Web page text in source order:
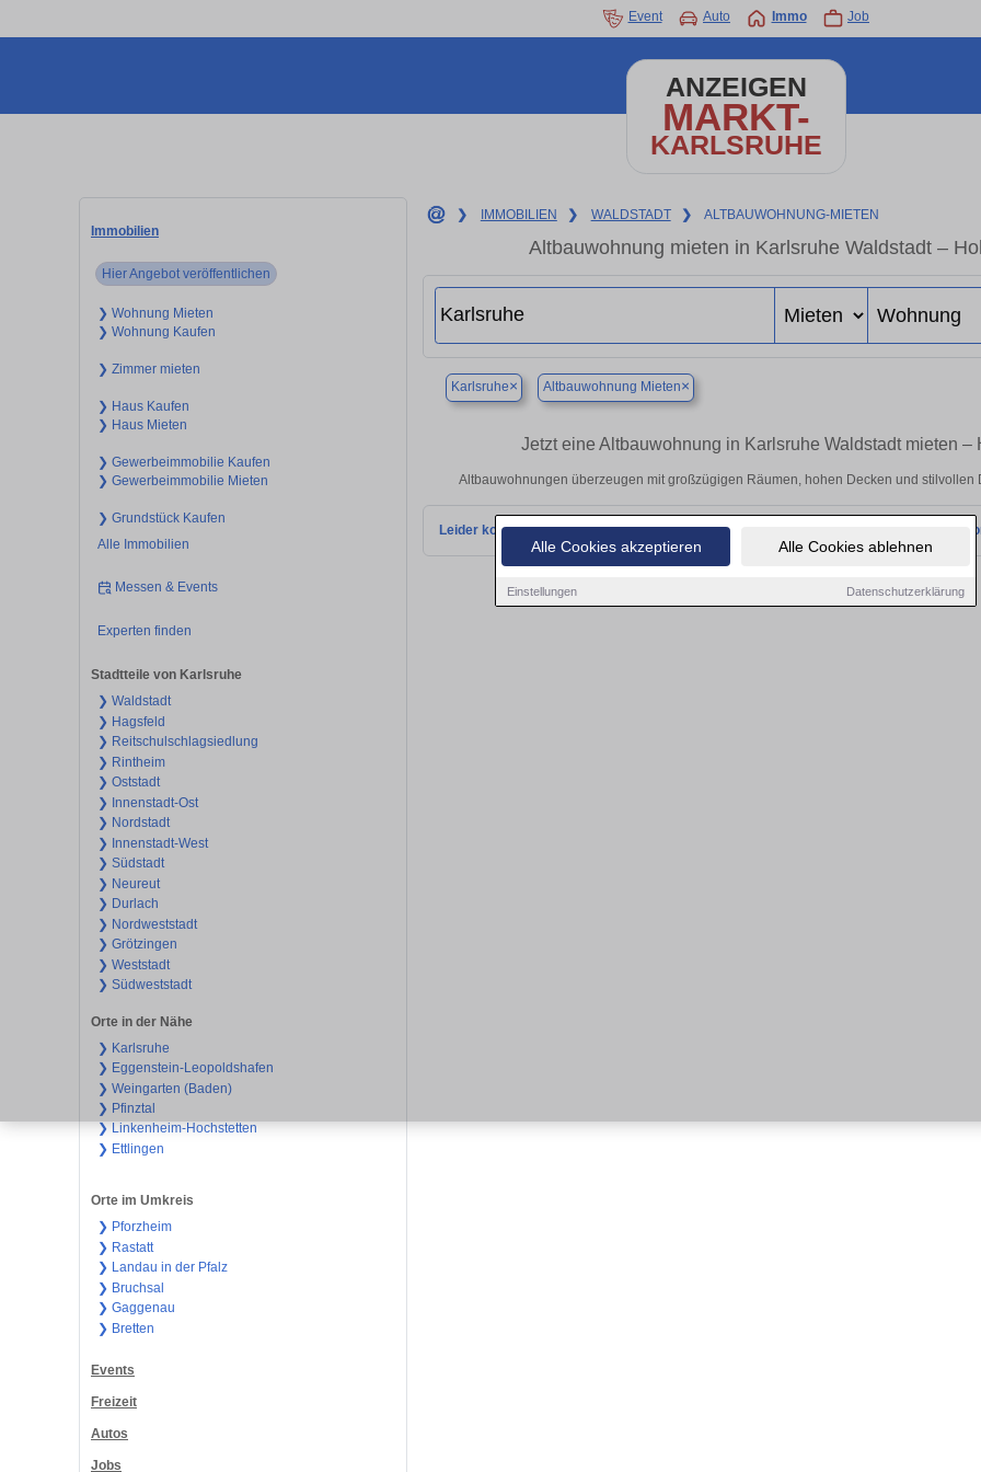
Alle Cookies akzeptieren Alle Cookies ablehnen
Einstellungen Datenschutzerklärung
Event Auto Immo Job
ANZEIGEN
MARKT-
KARLSRUHE
Immobilien
Hier Angebot veröffentlichen
❯ Wohnung Mieten
❯ Wohnung Kaufen
❯ Zimmer mieten
❯ Haus Kaufen
❯ Haus Mieten
❯ Gewerbeimmobilie Kaufen
❯ Gewerbeimmobilie Mieten
❯ Grundstück Kaufen
Alle Immobilien
Messen & Events
Experten finden
Stadtteile von Karlsruhe
❯ Waldstadt
❯ Hagsfeld
❯ Reitschulschlagsiedlung
❯ Rintheim
❯ Oststadt
❯ Innenstadt-Ost
❯ Nordstadt
❯ Innenstadt-West
❯ Südstadt
❯ Neureut
❯ Durlach
❯ Nordweststadt
❯ Grötzingen
❯ Weststadt
❯ Südweststadt
Orte in der Nähe
❯ Karlsruhe
❯ Eggenstein-Leopoldshafen
❯ Weingarten (Baden)
❯ Pfinztal
❯ Linkenheim-Hochstetten
❯ Ettlingen
Orte im Umkreis
❯ Pforzheim
❯ Rastatt
❯ Landau in der Pfalz
❯ Bruchsal
❯ Gaggenau
❯ Bretten
Events
Freizeit
Autos
Jobs
❯ IMMOBILIEN ❯ WALDSTADT ❯ ALTBAUWOHNUNG-MIETEN
Altbauwohnung mieten in Karlsruhe Waldstadt –
Karlsruhe× Altbauwohnung Mieten×
Jetzt eine Altbauwohnung in Karlsruhe Waldstadt mieten
Altbauwohnungen überzeugen mit großzügigen Räumen, hohen Decken und
Leider konnten wir derzeit keine passenden Objekte finden. Schauen Sie bald wieder